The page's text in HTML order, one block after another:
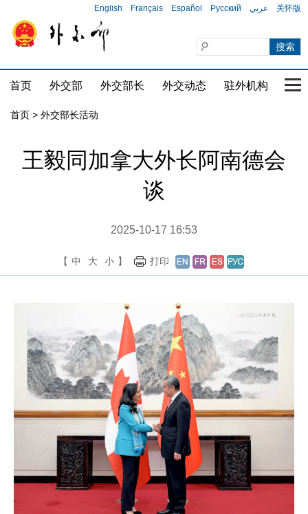
English Français Español Русский عربي 关怀版
首页 外交部 外交部长 外交动态 驻外机构 国
首页 > 外交部长活动
王毅同加拿大外长阿南德会
谈
2025-10-17 16:53
【 中 大 小 】 打印